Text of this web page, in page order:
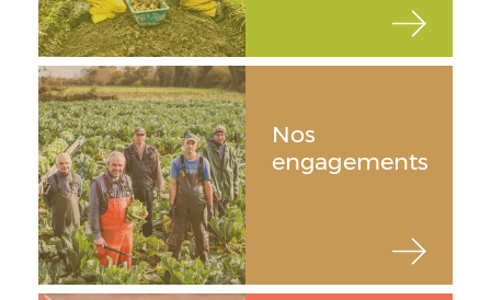
Nos
engagements